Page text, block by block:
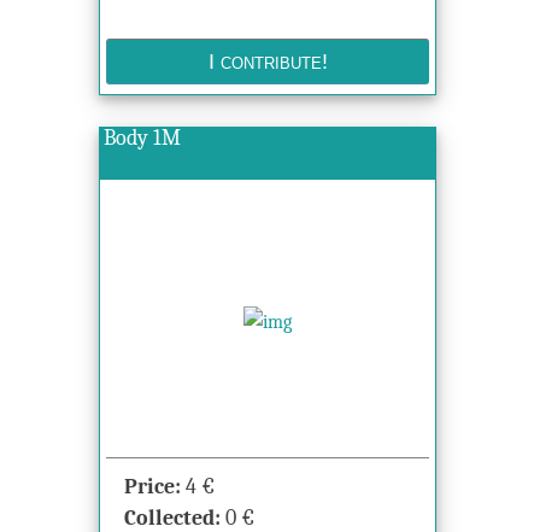
Body 1M
Price: 4 €
Collected: 0 €